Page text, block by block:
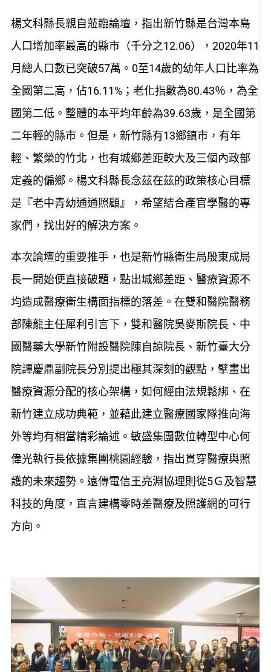
楊文科縣長親自蒞臨論壇，指出新竹縣是台灣本島
人口增加率最高的縣市（千分之12.06），2020年11
月總人口數已突破57萬。0至14歲的幼年人口比率為
全國第二高，佔16.11%；老化指數為80.43％，為全
國第二低。整體的本平均年齡為39.63歲，是全國第
二年輕的縣市。但是，新竹縣有13鄉鎮市，有年
輕、繁榮的竹北，也有城鄉差距較大及三個內政部
定義的偏鄉。楊文科縣長念茲在茲的政策核心目標
是『老中青幼通通照顧』，希望結合產官學醫的專
家們，找出好的解決方案。
本次論壇的重要推手，也是新竹縣衛生局殷東成局
長一開始便直接破題，點出城鄉差距、醫療資源不
均造成醫療衛生構面指標的落差。在雙和醫院醫務
部陳龍主任犀利引言下，雙和醫院吳麥斯院長、中
國醫藥大學新竹附設醫院陳自諒院長、新竹臺大分
院譚慶鼎副院長分別提出極其深刻的觀點，擘畫出
醫療資源分配的核心架構，如何經由法規鬆綁、在
新竹建立成功典範，並藉此建立醫療國家隊推向海
外等均有相當精彩論述。敏盛集團數位轉型中心何
偉光執行長依據集團桃園經驗，指出貫穿醫療與照
護的未來趨勢。遠傳電信王亮淵協理則從5Ｇ及智慧
科技的角度，直言建構零時差醫療及照護網的可行
方向。